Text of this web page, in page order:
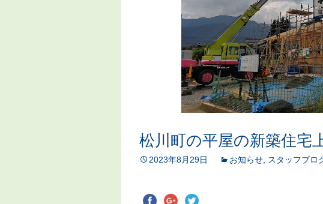
松川町の平屋の新築住宅
2023年8月29日 お知らせ スタッフブロ